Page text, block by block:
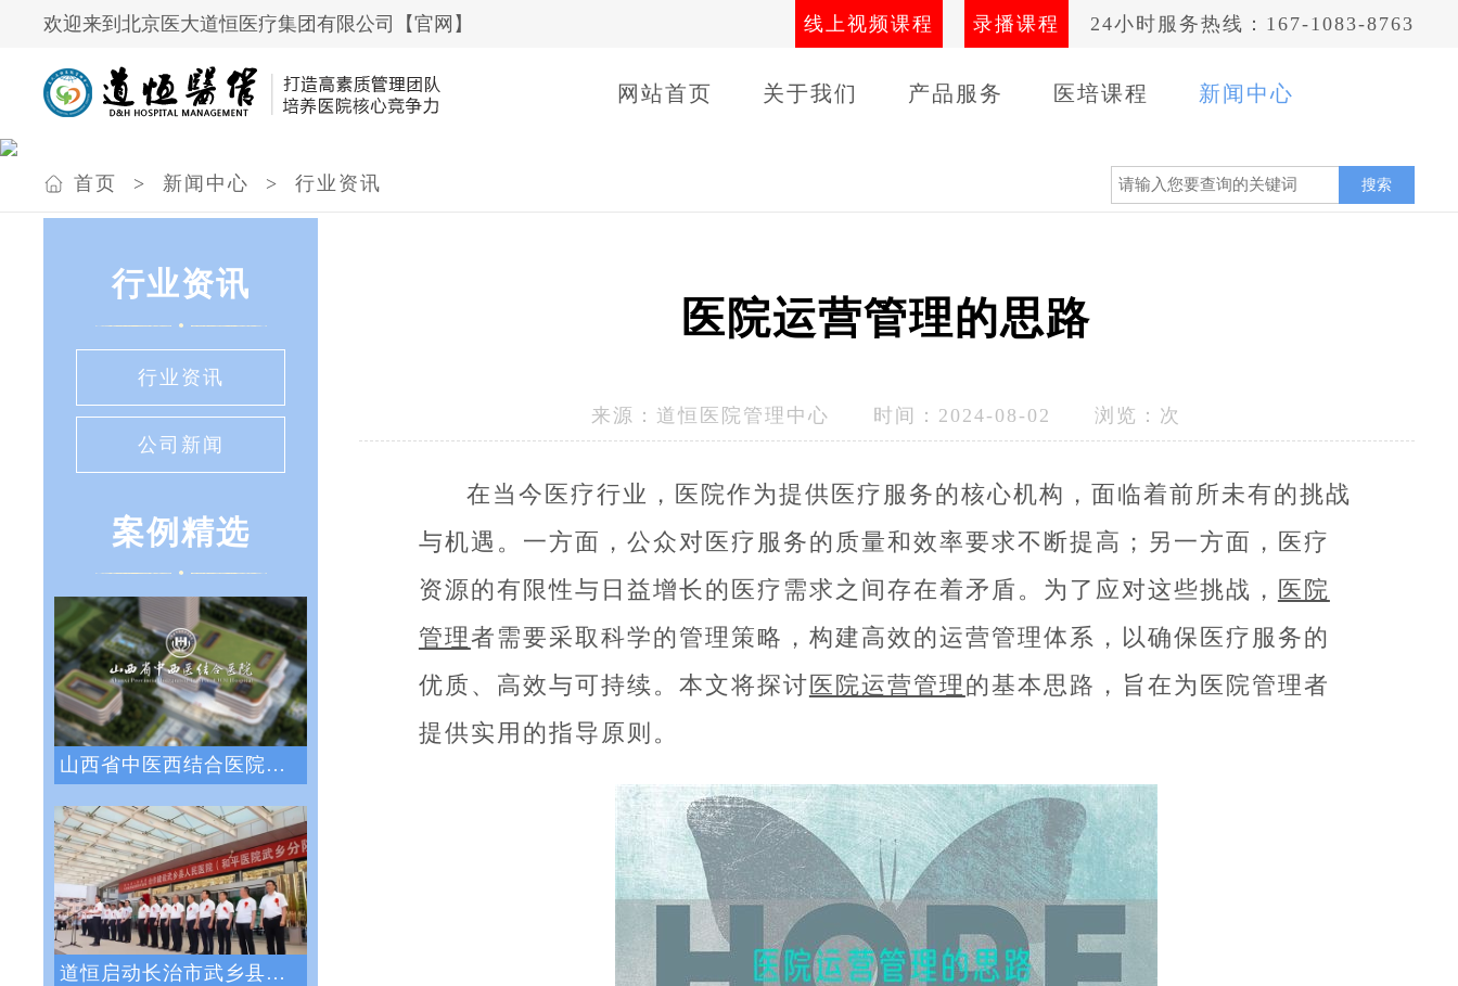
线上视频课程 录播课程 24小时服务热线：167-1083-8763
欢迎来到北京医大道恒医疗集团有限公司【官网】
网站首页 关于我们 产品服务 医培课程 新闻中心
首页 > 新闻中心 > 行业资讯 搜索
行业资讯
行业资讯
公司新闻
案例精选
山西省中医西结合医院战略绩效管理咨询项目
道恒启动长治市武乡县人民医院绩效管理体系
医院运营管理的思路
来源： 道恒医院管理中心 时间：2024-08-02 浏览： 次
在当今医疗行业，医院作为提供医疗服务的核心机构，面临着前所未有的挑战
与机遇。一方面，公众对医疗服务的质量和效率要求不断提高；另一方面，医疗
资源的有限性与日益增长的医疗需求之间存在着矛盾。为了应对这些挑战， 医院
管理者需要采取科学的管理策略，构建高效的运营管理体系，以确保医疗服务的
优质、高效与可持续。本文将探讨 医院运营管理 的基本思路，旨在为医院管理者
提供实用的指导原则。